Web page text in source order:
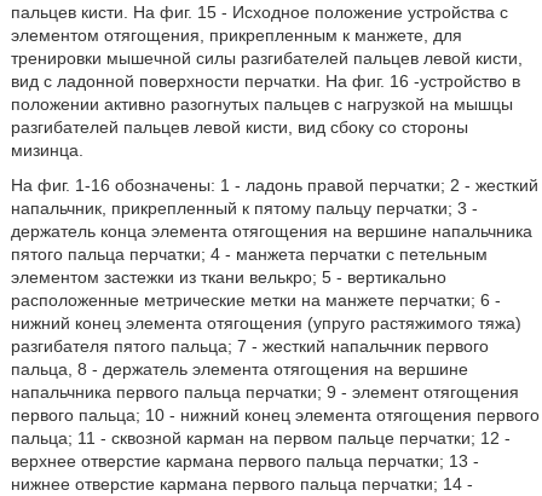
пальцев кисти. На фиг. 15 - Исходное положение устройства с
элементом отягощения, прикрепленным к манжете, для
тренировки мышечной силы разгибателей пальцев левой кисти,
вид с ладонной поверхности перчатки. На фиг. 16 -устройство в
положении активно разогнутых пальцев с нагрузкой на мышцы
разгибателей пальцев левой кисти, вид сбоку со стороны
мизинца.
На фиг. 1-16 обозначены: 1 - ладонь правой перчатки; 2 - жесткий
напальчник, прикрепленный к пятому пальцу перчатки; 3 -
держатель конца элемента отягощения на вершине напальчника
пятого пальца перчатки; 4 - манжета перчатки с петельным
элементом застежки из ткани велькро; 5 - вертикально
расположенные метрические метки на манжете перчатки; 6 -
нижний конец элемента отягощения (упруго растяжимого тяжа)
разгибателя пятого пальца; 7 - жесткий напальчник первого
пальца, 8 - держатель элемента отягощения на вершине
напальчника первого пальца перчатки; 9 - элемент отягощения
первого пальца; 10 - нижний конец элемента отягощения первого
пальца; 11 - сквозной карман на первом пальце перчатки; 12 -
верхнее отверстие кармана первого пальца перчатки; 13 -
нижнее отверстие кармана первого пальца перчатки; 14 -